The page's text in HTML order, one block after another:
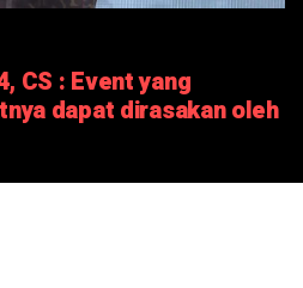
CS : Event yang
dapat dirasakan oleh